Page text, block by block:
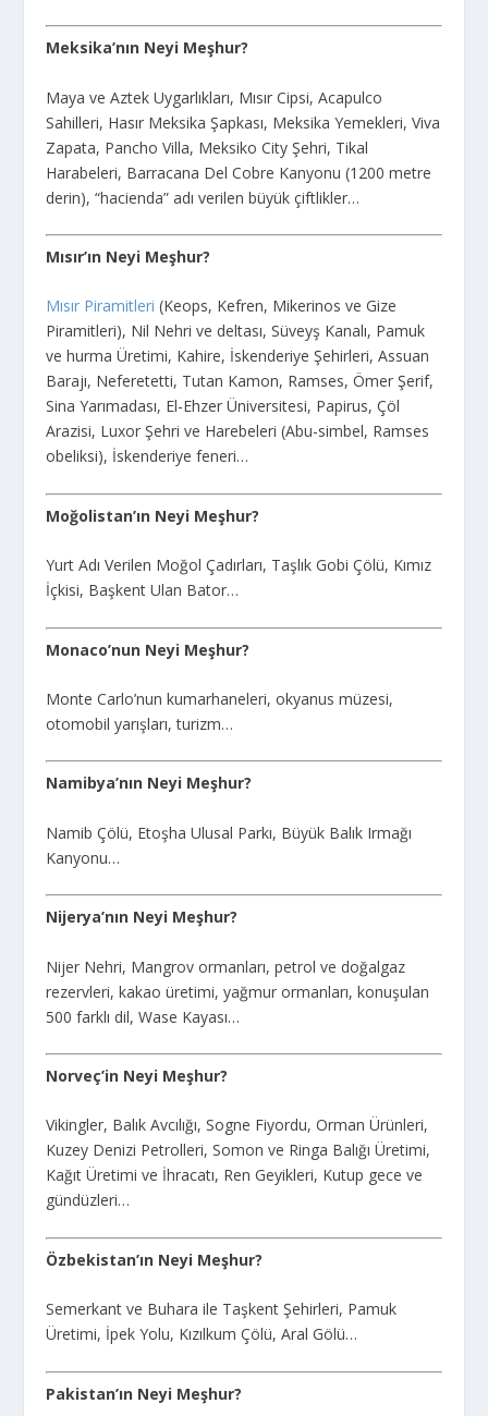
Meksika’nın Neyi Meşhur?
Maya ve Aztek Uygarlıkları, Mısır Cipsi, Acapulco
Sahilleri, Hasır Meksika Şapkası, Meksika Yemekleri, Viva
Zapata, Pancho Villa, Meksiko City Şehri, Tikal
Harabeleri, Barracana Del Cobre Kanyonu (1200 metre
derin), “hacienda” adı verilen büyük çiftlikler…
Mısır’ın Neyi Meşhur?
Mısır Piramitleri (Keops, Kefren, Mikerinos ve Gize
Piramitleri), Nil Nehri ve deltası, Süveyş Kanalı, Pamuk
ve hurma Üretimi, Kahire, İskenderiye Şehirleri, Assuan
Barajı, Neferetetti, Tutan Kamon, Ramses, Ömer Şerif,
Sina Yarımadası, El-Ehzer Üniversitesi, Papirus, Çöl
Arazisi, Luxor Şehri ve Harebeleri (Abu-simbel, Ramses
obeliksi), İskenderiye feneri…
Moğolistan’ın Neyi Meşhur?
Yurt Adı Verilen Moğol Çadırları, Taşlık Gobi Çölü, Kımız
İçkisi, Başkent Ulan Bator…
Monaco’nun Neyi Meşhur?
Monte Carlo’nun kumarhaneleri, okyanus müzesi,
otomobil yarışları, turizm…
Namibya’nın Neyi Meşhur?
Namib Çölü, Etoşha Ulusal Parkı, Büyük Balık Irmağı
Kanyonu…
Nijerya’nın Neyi Meşhur?
Nijer Nehri, Mangrov ormanları, petrol ve doğalgaz
rezervleri, kakao üretimi, yağmur ormanları, konuşulan
500 farklı dil, Wase Kayası…
Norveç’in Neyi Meşhur?
Vikingler, Balık Avcılığı, Sogne Fiyordu, Orman Ürünleri,
Kuzey Denizi Petrolleri, Somon ve Ringa Balığı Üretimi,
Kağıt Üretimi ve İhracatı, Ren Geyikleri, Kutup gece ve
gündüzleri…
Özbekistan’ın Neyi Meşhur?
Semerkant ve Buhara ile Taşkent Şehirleri, Pamuk
Üretimi, İpek Yolu, Kızılkum Çölü, Aral Gölü…
Pakistan’ın Neyi Meşhur?